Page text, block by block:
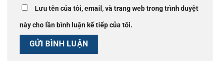
Lưu tên của tôi, email, và trang web trong trình duyệt
này cho lần bình luận kế tiếp của tôi.